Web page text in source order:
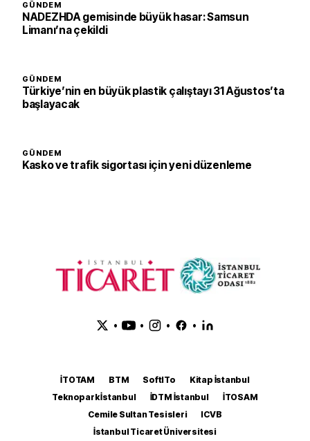
GÜNDEM
NADEZHDA gemisinde büyük hasar: Samsun
Limanı’na çekildi
GÜNDEM
Türkiye’nin en büyük plastik çalıştayı 31 Ağustos’ta
başlayacak
GÜNDEM
Kasko ve trafik sigortası için yeni düzenleme
• • • •
İTOTAM BTM SoftITo
Kitap İstanbul
Teknopark İstanbul
İDTM İstanbul
İTOSAM
Cemile Sultan Tesisleri
ICVB
İstanbul Ticaret Üniversitesi